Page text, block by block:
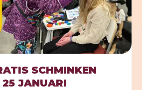
SCHMINKEN
JANUARI